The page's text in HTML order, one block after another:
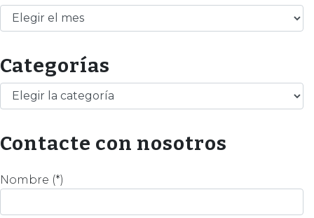
Archivos
Categorías
Categorías
Contacte con nosotros
Nombre (*)